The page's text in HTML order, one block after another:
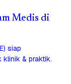
Medis di
siap
klinik & praktik.